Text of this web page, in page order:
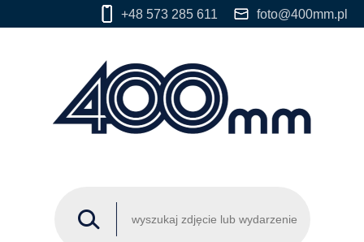
+48 573 285 611 foto@400mm.pl